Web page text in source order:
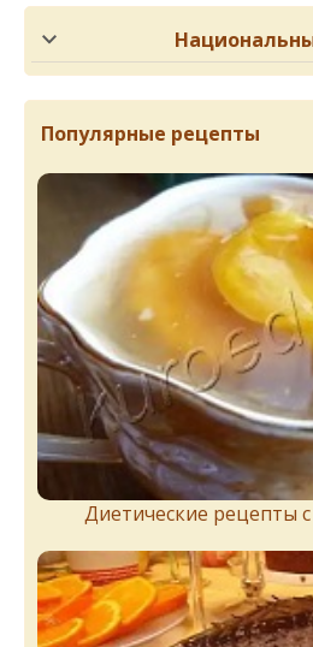
Популярные рецепты
Диетические рецепты